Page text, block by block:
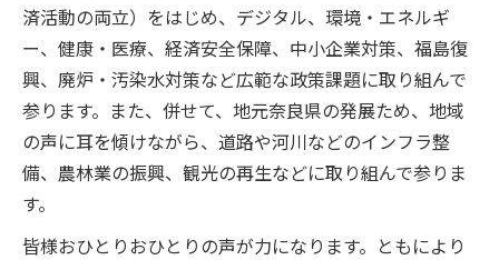
済活動の両立）をはじめ、デジタル、環境・エネルギ
ー、健康・医療、経済安全保障、中小企業対策、福島復
興、廃炉・汚染水対策など広範な政策課題に取り組んで
参ります。また、併せて、地元奈良県の発展ため、地域
の声に耳を傾けながら、道路や河川などのインフラ整
備、農林業の振興、観光の再生などに取り組んで参りま
す。
皆様おひとりおひとりの声が力になります。ともにより